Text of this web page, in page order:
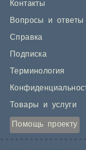
Контакты
Вопросы и ответы
Справка
Подписка
Терминология
Товары и услуги
Помощь проекту